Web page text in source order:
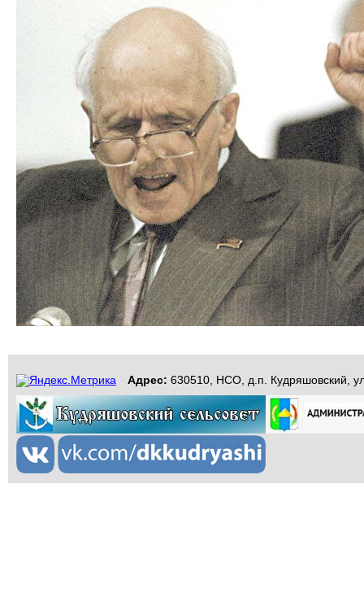
Адрес: 630510, НСО, д.п. Кудряшовский,